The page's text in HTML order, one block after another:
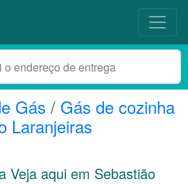
Gás / Gás de cozinha
Laranjeiras
Veja aqui em Sebastião